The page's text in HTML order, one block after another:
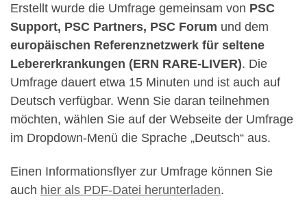
Erstellt wurde die Umfrage gemeinsam von PSC
Support, PSC Partners, PSC Forum und dem
europäischen Referenznetzwerk für seltene
Lebererkrankungen (ERN RARE-LIVER). Die
Umfrage dauert etwa 15 Minuten und ist auch auf
Deutsch verfügbar. Wenn Sie daran teilnehmen
möchten, wählen Sie auf der Webseite der Umfrage
im Dropdown-Menü die Sprache „Deutsch“ aus.
Einen Informationsflyer zur Umfrage können Sie
auch hier als PDF-Datei herunterladen.